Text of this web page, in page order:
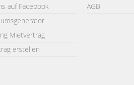
auf Facebook
Mietvertrag
erstellen
AGB